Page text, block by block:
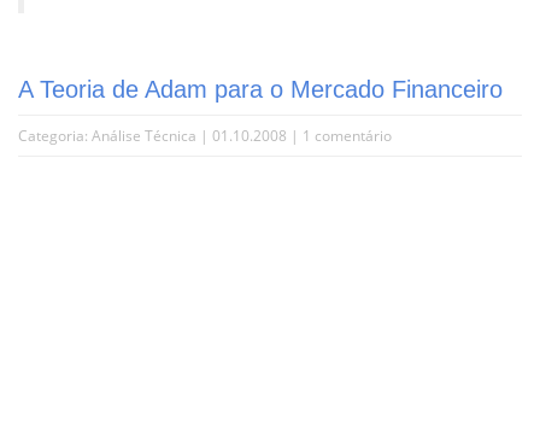
A Teoria de Adam para o Mercado Financeiro
Categoria: Análise Técnica | 01.10.2008 | 1 comentário